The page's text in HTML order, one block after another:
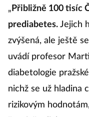
„ Přibližně 100 tisíc
prediabetes. Jejich
zvýšená, ale ještě
uvádí profesor
diabetologie
nichž se už hladina
rizikovým